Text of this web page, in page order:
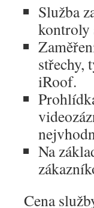
Služba
kontroly
střechy,
iRoof.
Na
Cena